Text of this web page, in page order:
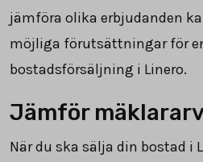
jämföra olika erbjudanden
möjliga förutsättningar för
bostadsförsäljning i Linero.
Jämför
När du ska sälja din bostad i